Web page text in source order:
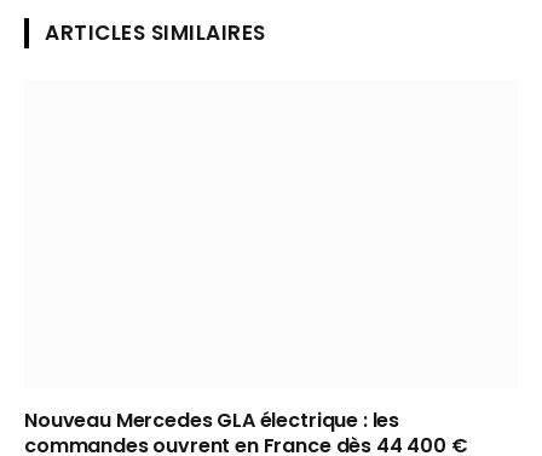
ARTICLES SIMILAIRES
Nouveau Mercedes GLA électrique : les
commandes ouvrent en France dès 44 400 €